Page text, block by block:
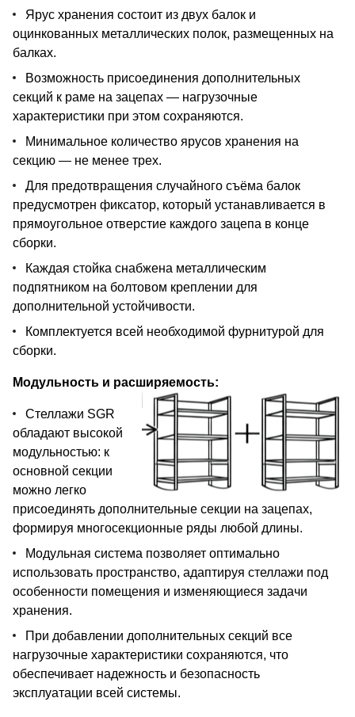
Ярус хранения состоит из двух балок и
оцинкованных металлических полок, размещенных на
балках.
Возможность присоединения дополнительных
секций к раме на зацепах — нагрузочные
характеристики при этом сохраняются.
Минимальное количество ярусов хранения на
секцию — не менее трех.
Для предотвращения случайного съёма балок
предусмотрен фиксатор, который устанавливается в
прямоугольное отверстие каждого зацепа в конце
сборки.
Каждая стойка снабжена металлическим
подпятником на болтовом креплении для
дополнительной устойчивости.
Комплектуется всей необходимой фурнитурой для
сборки.
Модульность и расширяемость:
Стеллажи SGR
обладают высокой
модульностью: к
основной секции
можно легко
присоединять дополнительные секции на зацепах,
формируя многосекционные ряды любой длины.
Модульная система позволяет оптимально
использовать пространство, адаптируя стеллажи под
особенности помещения и изменяющиеся задачи
хранения.
При добавлении дополнительных секций все
нагрузочные характеристики сохраняются, что
обеспечивает надежность и безопасность
эксплуатации всей системы.